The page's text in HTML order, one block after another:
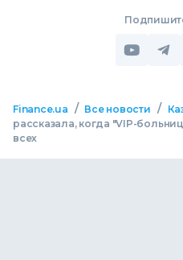
Finance.ua / Все новости /
рассказала, когда "VIP-
всех